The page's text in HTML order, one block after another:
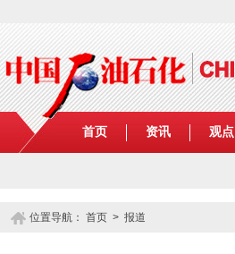
首页 资讯 观点
位置导航： 首页 > 报道